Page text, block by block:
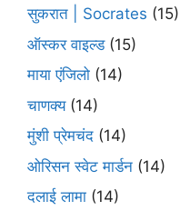
सुकरात | Socrates (15)
ऑस्कर वाइल्ड(15)
माया एंजिलो (14)
चाणक्य(14)
मुंशी प्रेमचंद (14)
ओरिसन स्‍वेट मार्डन (14)
दलाई लामा (14)